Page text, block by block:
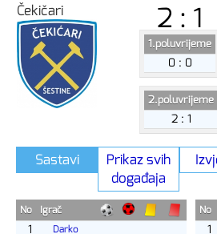
Čekičari 2 : 1
1.poluvrijeme
0 : 0
2.poluvrijeme
2 : 1
Sastavi
Prikaz svih
događaja
No Igrač
1
Darko
No
1